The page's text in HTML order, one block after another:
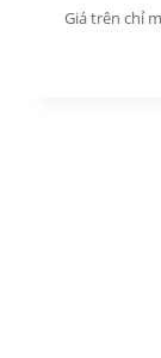
Giá trên chỉ